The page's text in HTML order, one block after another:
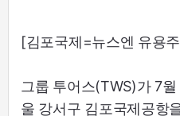
[김포국제=뉴스엔 유용
그룹 투어스(TWS)가 7
울 강서구 김포국제공항